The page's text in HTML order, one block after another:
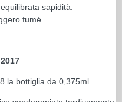
sapidità.
fumé.
la bottiglia da 0,375ml